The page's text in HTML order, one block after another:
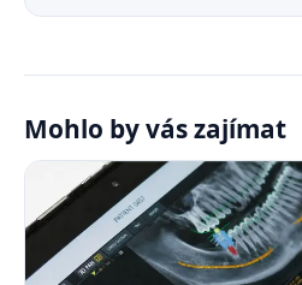
Mohlo by vás zajímat